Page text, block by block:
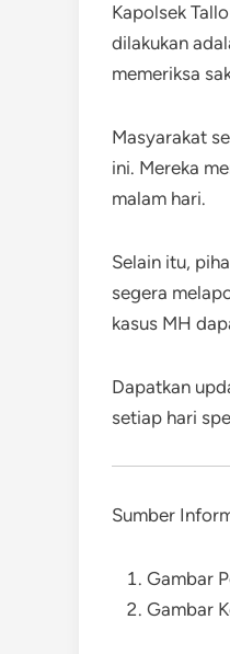
Kapolsek
dilakukan
memeriksa
Masyarakat
ini. Mereka
malam hari.
Selain itu,
segera
kasus MH
Dapatkan
setiap hari
Sumber
Gambar
Gambar